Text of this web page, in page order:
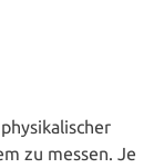
zu messen. Je